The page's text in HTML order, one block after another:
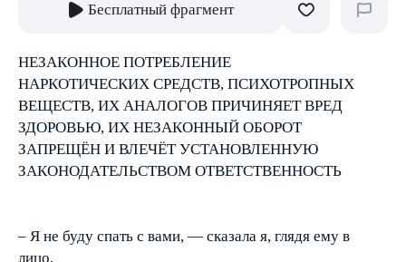
Бесплатный фрагмент
НЕЗАКОННОЕ ПОТРЕБЛЕНИЕ
НАРКОТИЧЕСКИХ СРЕДСТВ, ПСИХОТРОПНЫХ
ВЕЩЕСТВ, ИХ АНАЛОГОВ ПРИЧИНЯЕТ ВРЕД
ЗДОРОВЬЮ, ИХ НЕЗАКОННЫЙ ОБОРОТ
ЗАПРЕЩЁН И ВЛЕЧЁТ УСТАНОВЛЕННУЮ
ЗАКОНОДАТЕЛЬСТВОМ ОТВЕТСТВЕННОСТЬ
– Я не буду спать с вами, — сказала я, глядя ему в
лицо.